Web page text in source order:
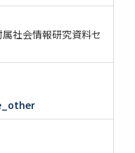
社会情報研究資料セ